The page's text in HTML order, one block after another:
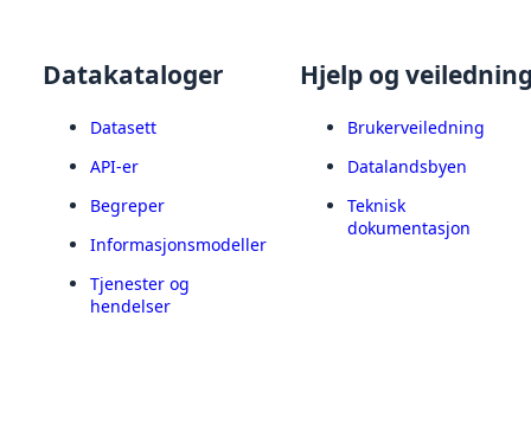
Datakataloger
Datasett
API-er
Begreper
Informasjonsmodeller
Tjenester og
hendelser
Hjelp og
Brukerveiledning
Datalandsbyen
Teknisk
dokumentasjon